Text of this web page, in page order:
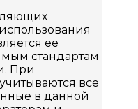
ее
стандартам
При
все
в данной